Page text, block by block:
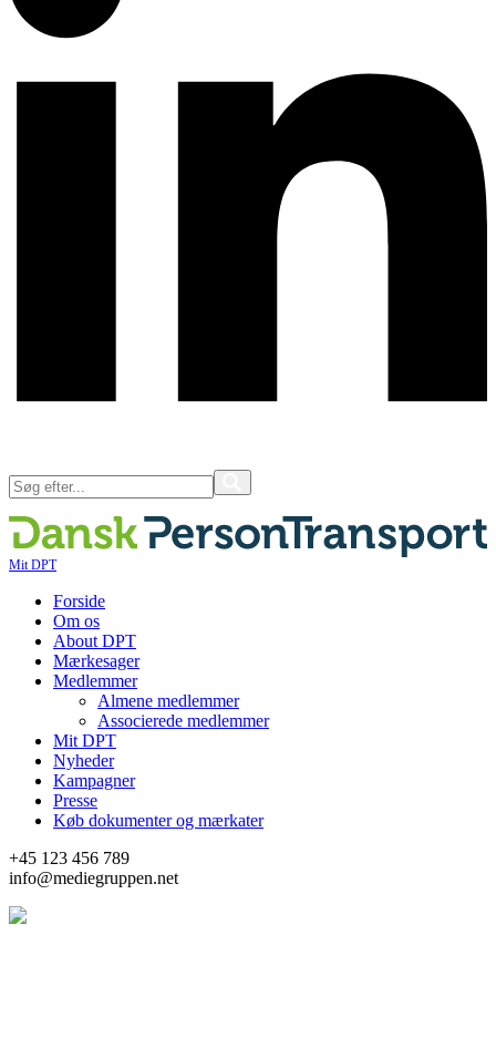
Mit DPT
Forside
Om os
About DPT
Mærkesager
Medlemmer
Almene medlemmer
Associerede medlemmer
Mit DPT
Nyheder
Kampagner
Presse
Køb dokumenter og mærkater
+45 123 456 789
info@mediegruppen.net